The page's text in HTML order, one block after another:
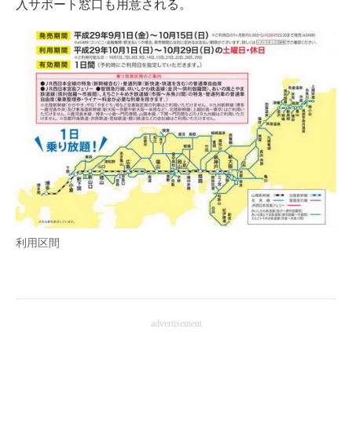
電子設計の基本と応用
エネルギーの専門メディア
建設×テクノロジーの最前線
ちょっと気になるネットの話題
入サポート窓口も用意される。
利用区間
advertisement